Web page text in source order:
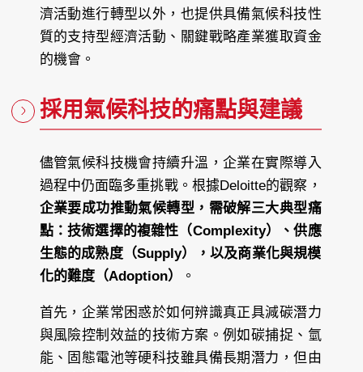
濟活動進行轉型以外，也提供具備氣候科技性
質的支持型經濟活動、關鍵戰略產業獲取資金
的機會。
採用氣候科技的痛點與建議
儘管氣候科技機會持續升溫，企業在實際導入
過程中仍面臨多重挑戰。根據Deloitte的觀察，
企業要成功推動氣候轉型，需破解三大典型痛
點：技術選擇的複雜性（Complexity）、供應
生態的成熟度（Supply），以及商業化與規模
化的難度（Adoption）
。
首先，企業常困惑於如何辨識真正具減碳潛力
與風險控制效益的技術方案。例如碳捕捉、氫
能、固態電池等硬科技雖具備長期潛力，但由